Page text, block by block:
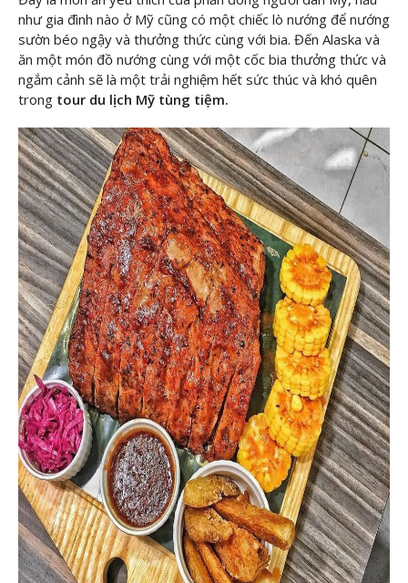
như gia đình nào ở Mỹ cũng có một chiếc lò nướng để nướng
sườn béo ngậy và thưởng thức cùng với bia. Đến Alaska và
ăn một món đồ nướng cùng với một cốc bia thưởng thức và
ngắm cảnh sẽ là một trải nghiệm hết sức thúc và khó quên
trong tour du lịch Mỹ tùng tiệm.